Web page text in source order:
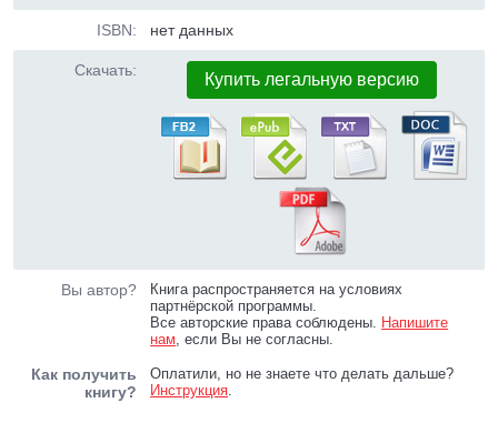
ISBN: нет данных
Скачать: Купить легальную версию
Вы автор?
Книга распространяется на условиях
партнёрской программы.
Все авторские права соблюдены. Напишите
нам, если Вы не согласны.
Как получить
книгу?
Оплатили, но не знаете что делать дальше?
Инструкция.